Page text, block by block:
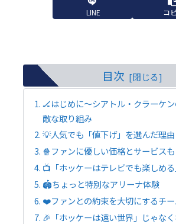
LINE コ
目次
🏒はじめに～シアトル・クラーケ
敵な取り組み
💡人気でも「値下げ」を選んだ理由
🍿ファンに優しい価格とサービスも
📺「ホッケーはテレビでも楽しめる
🏟️ちょっと特別なアリーナ体験
❤️ファンとの約束を大切にするチ
🎉「ホッケーは遠い世界」じゃな